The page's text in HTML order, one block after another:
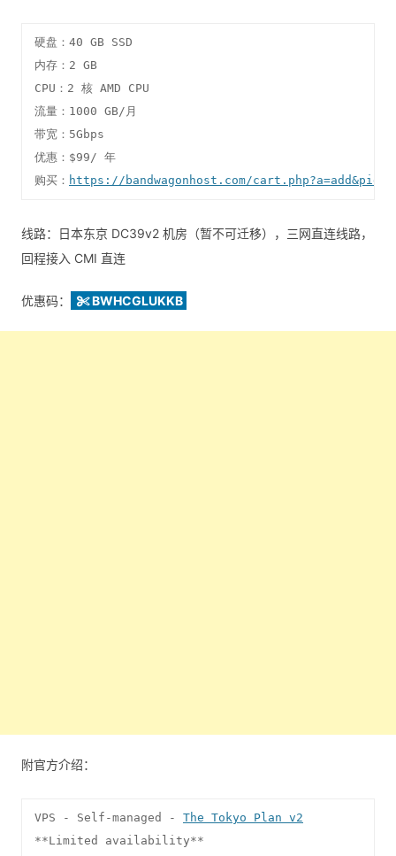
硬盘：40 GB SSD
内存：2 GB
CPU：2 核 AMD CPU
流量：1000 GB/月
带宽：5Gbps
优惠：$99/ 年
购买： https://bandwagonhost.com/
线路：日本东京 DC39v2 机房（暂不可迁移），三网直连线路，
回程接入 CMI 直连
优惠码： BWHCGLUKKB
附官方介绍：
VPS - Self-managed - The Tokyo Plan v2
**Limited availability**